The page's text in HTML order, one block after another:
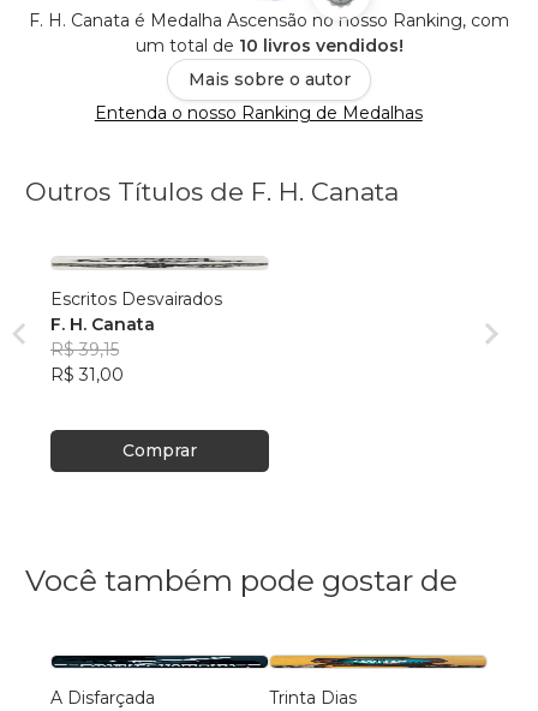
F. H. Canata é Medalha Ascensão no nosso Ranking, com
um total de 10 livros vendidos!
Mais sobre o autor
Entenda o nosso Ranking de Medalhas
Outros Títulos de F. H. Canata
Escritos Desvairados
F. H. Canata
R$ 39,15
R$ 31,00
Comprar
Você também pode gostar de
A Disfarçada
Trinta Dias